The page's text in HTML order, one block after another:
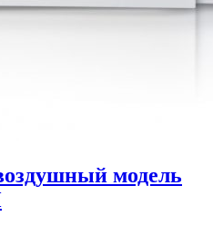
модель